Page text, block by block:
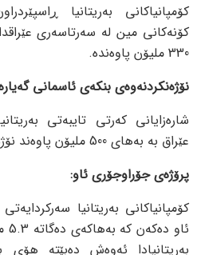
کۆمپانیاکانی بەریتانیا
کۆنەکانی مین لە سەرتاسەری
330 ملیۆن پاوەنده‌.
نۆژەنکردنەوەی بنکەی ئاسمانی
شارەزایانی کەرتی تایبەتی
عێراق بە بەهای 500 ملیۆن پاوەند نۆژەن دەکەنەوه‌.
پرۆژەی جۆراوجۆری ئاو:
کۆمپانیاکانی بەریتانیا
بەریتانیادا ئەوەش دەبێتە هۆی